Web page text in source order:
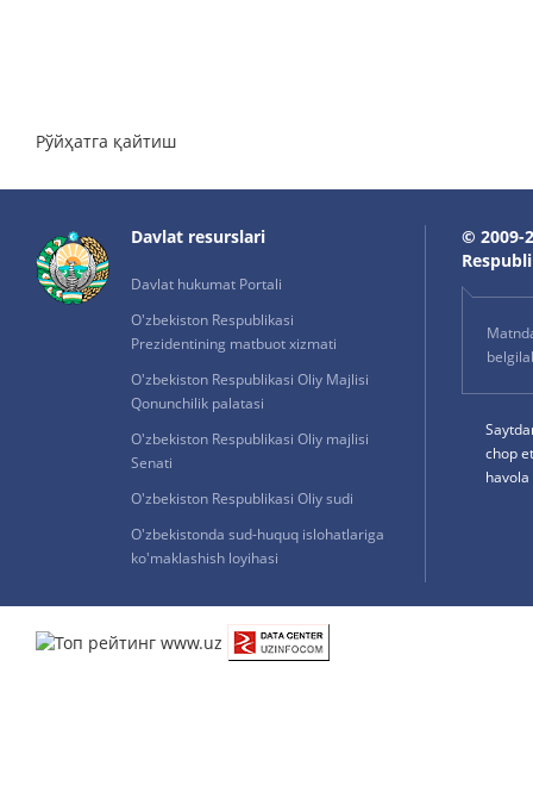
Рўйҳатга қайтиш
Davlat resurslari
Davlat hukumat Portali
O'zbekiston Respublikasi
Prezidentining matbuot xizmati
O'zbekiston Respublikasi Oliy Majlisi
Qonunchilik palatasi
O'zbekiston Respublikasi Oliy majlisi
Senati
O'zbekiston Respublikasi Oliy sudi
O'zbekistonda sud-huquq islohatlariga
ko'maklashish loyihasi
© 2009-
chop